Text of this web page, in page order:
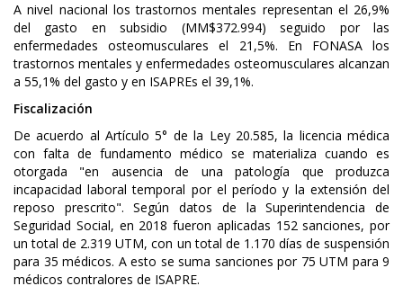
A nivel nacional los trastornos mentales representan el 26,9%
del gasto en subsidio (MM$372.994) seguido por las
enfermedades osteomusculares el 21,5%. En FONASA los
trastornos mentales y enfermedades osteomusculares alcanzan
a 55,1% del gasto y en ISAPREs el 39,1%.
Fiscalización
De acuerdo al Artículo 5° de la Ley 20.585, la licencia médica
con falta de fundamento médico se materializa cuando es
otorgada "en ausencia de una patología que produzca
incapacidad laboral temporal por el período y la extensión del
reposo prescrito". Según datos de la Superintendencia de
Seguridad Social, en 2018 fueron aplicadas 152 sanciones, por
un total de 2.319 UTM, con un total de 1.170 días de suspensión
para 35 médicos. A esto se suma sanciones por 75 UTM para 9
médicos contralores de ISAPRE.